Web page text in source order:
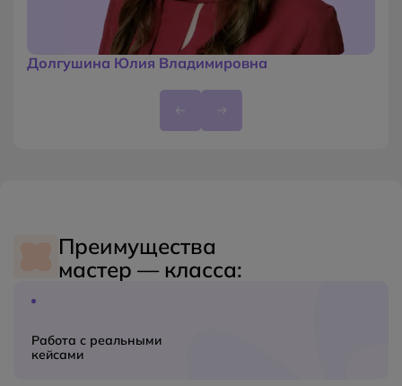
Долгушина Юлия Владимировна
Преимущества
мастер — класса:
Работа с реальными
кейсами